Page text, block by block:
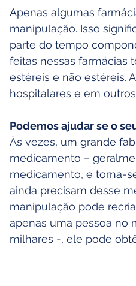
Apenas algumas
manipulação. Isso
parte do tempo
feitas nessas farmácias
estéreis e não estéreis.
hospitalares e em
Podemos ajudar se o
Às vezes, um grande
medicamento –
medicamento, e torna-
ainda precisam desse
manipulação pode
apenas uma pessoa no
milhares -, ele pode